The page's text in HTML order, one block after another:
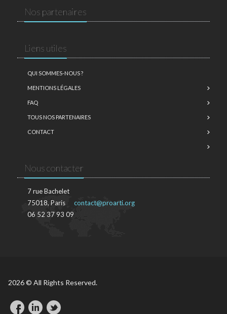
Nos partenaires
Liens utiles
QUI SOMMES-NOUS ?
MENTIONS LÉGALES
FAQ
TOUS NOS PARTENAIRES
CONTACT
Nous contacter
7 rue Bachelet
75018, Paris
06 52 37 93 09
contact@proarti.org
2026 © All Rights Reserved.